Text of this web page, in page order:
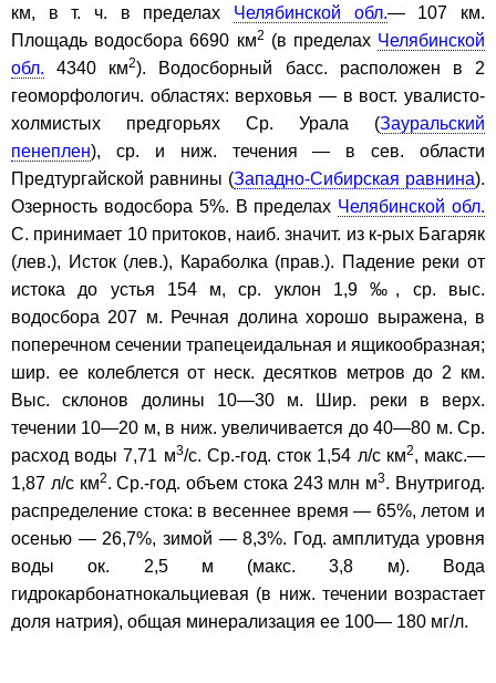
км, в т. ч. в пределах Челябинской обл.— 107 км.
Площадь водосбора 6690 км2 (в пределах Челябинской
обл. 4340 км2). Водосборный басс. расположен в 2
геоморфологич. областях: верховья — в вост. увалисто-
холмистых предгорьях Ср. Урала (Зауральский
пенеплен), ср. и ниж. течения — в сев. области
Предтургайской равнины (Западно-Сибирская равнина).
Озерность водосбора 5%. В пределах Челябинской обл.
С. принимает 10 притоков, наиб. значит. из к-рых Багаряк
(лев.), Исток (лев.), Караболка (прав.). Падение реки от
истока до устья 154 м, ср. уклон 1,9 ‰, ср. выс.
водосбора 207 м. Речная долина хорошо выражена, в
поперечном сечении трапецеидальная и ящикообразная;
шир. ее колеблется от неск. десятков метров до 2 км.
Выс. склонов долины 10—30 м. Шир. реки в верх.
течении 10—20 м, в ниж. увеличивается до 40—80 м. Ср.
расход воды 7,71 м3/с. Ср.-год. сток 1,54 л/с км2, макс.—
1,87 л/с км2. Ср.-год. объем стока 243 млн м3. Внутригод.
распределение стока: в весеннее время — 65%, летом и
осенью — 26,7%, зимой — 8,3%. Год. амплитуда уровня
воды ок. 2,5 м (макс. 3,8 м). Вода
гидрокарбонатнокальциевая (в ниж. течении возрастает
доля натрия), общая минерализация ее 100— 180 мг/л.